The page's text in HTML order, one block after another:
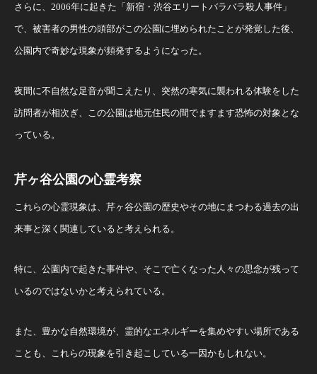
さらに、2006年に起きた「新宿・渋谷エリートバラバラ殺人事件」
で、被害者の男性の頭部がこの公園に埋められたことが発覚した後、
公園内で奇妙な現象が頻発するようになった。
夜間に不自然な足音が聞こえたり、突然の寒気に襲われる体験をした
訪問者が相次ぎ、この公園は地元住民の間でますます恐怖の対象とな
っている。
芹ヶ谷公園の心霊考察
これらの心霊現象は、芹ヶ谷公園の歴史やその地にまつわる過去の出
来事と深く関連していると考えられる。
特に、公園内で起きた事件や、そこで亡くなった人々の思念が残って
いるのではないかと考えられている。
また、豊かな自然環境が、霊的なエネルギーを集めやすい場所である
ことも、これらの現象を引き起こしている一因かもしれない。